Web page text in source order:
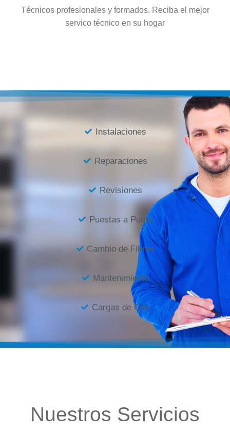
Técnicos profesionales y formados. Reciba el mejor
servico técnico en su hogar
Instalaciones
Reparaciones
Revisiones
Puestas a Punto
Cambio de Filtros
Mantenimiento
Cargas de Gas
Nuestros Servicios